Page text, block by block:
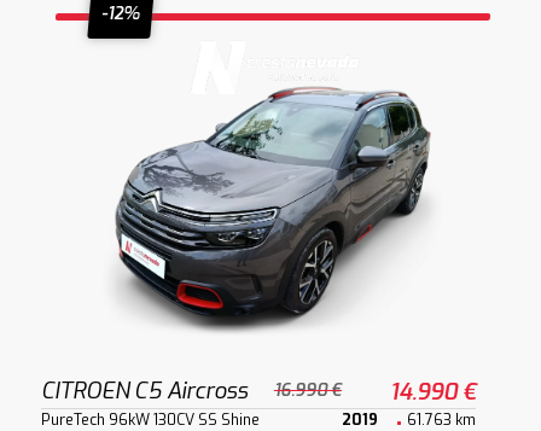
-12%
CITROEN C5 Aircross 16.990 € 14.990 €
PureTech 96kW 130CV SS Shine 2019 61.763 km